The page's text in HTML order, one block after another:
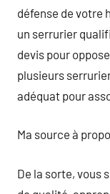
défense de votre
un serrurier
devis pour
plusieurs
adéquat pour
Ma source à
De la sorte, vous